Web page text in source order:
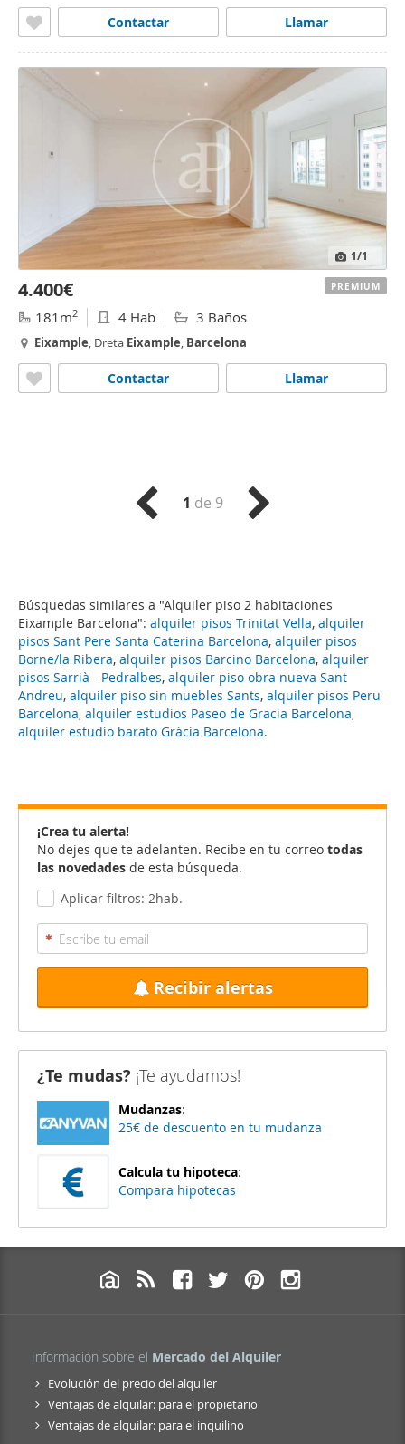
Búsquedas similares a "Alquiler piso 2 habitaciones
Eixample Barcelona": alquiler pisos Trinitat Vella, alquiler
pisos Sant Pere Santa Caterina Barcelona, alquiler pisos
Borne/la Ribera, alquiler pisos Barcino Barcelona, alquiler
pisos Sarrià - Pedralbes, alquiler piso obra nueva Sant
Andreu, alquiler piso sin muebles Sants, alquiler pisos Peru
Barcelona, alquiler estudios Paseo de Gracia Barcelona,
alquiler estudio barato Gràcia Barcelona.
Llamar
Contactar
1/1
4.400€
181m2 4 Hab 3 Baños
Eixample, Dreta Eixample, Barcelona
Llamar
Contactar
PREMIUM
1 de 9
¡Crea tu alerta!
No dejes que te adelanten. Recibe en tu correo todas
las novedades de esta búsqueda.
Aplicar filtros: 2hab.
Recibir alertas
¿Te mudas? ¡Te ayudamos!
Mudanzas:
25€ de descuento en tu mudanza
Calcula tu hipoteca:
Compara hipotecas
Información sobre el Mercado del Alquiler
Evolución del precio del alquiler
Ventajas de alquilar: para el propietario
Ventajas de alquilar: para el inquilino